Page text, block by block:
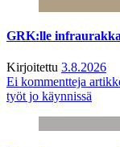
GRK:lle infraurakka
Kirjoitettu 3.8.2026
Ei kommentteja
työt jo käynnissä